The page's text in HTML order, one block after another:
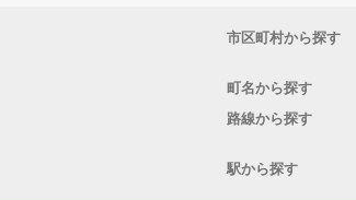
市区町村から探す
町名から探す
路線から探す
駅から探す